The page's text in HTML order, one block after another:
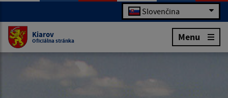
Slovenčina
Kiarov
Oficiálna stránka Menu